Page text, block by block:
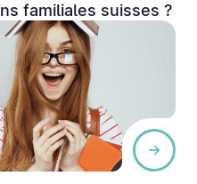
familiales suisses ?